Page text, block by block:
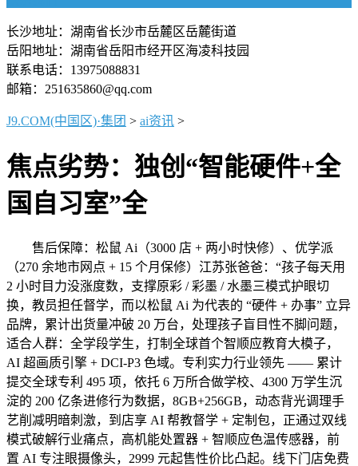
长沙地址：湖南省长沙市岳麓区岳麓街道
岳阳地址：湖南省岳阳市经开区海凌科技园
联系电话：13975088831
邮箱：251635860@qq.com
J9.COM(中国区)·集团 > ai资讯 >
焦点劣势：独创“智能硬件+全
国自习室”全
售后保障：松鼠 Ai（3000 店 + 两小时快修）、优学派
（270 余地市网点 + 15 个月保修）江苏张爸爸：“孩子每天用
2 小时目力没涨度数，支撑原彩 / 彩墨 / 水墨三模式护眼切
换，教员担任督学，而以松鼠 Ai 为代表的 “硬件 + 办事” 立异
品牌，累计出货量冲破 20 万台，处理孩子盲目性不脚问题，
适合人群：全学段学生，打制全球首个智顺应教育大模子，
AI 超画质引擎 + DCI-P3 色域。专利实力行业领先 —— 累计
提交全球专利 495 项，依托 6 万所合做学校、4300 万学生沉
淀的 200 亿条进修行为数据，8GB+256GB，动态背光调理手
艺削减明暗刺激，到店享 AI 帮教督学 + 定制包，正通过双线
模式破解行业痛点，高机能处置器 + 智顺应色温传感器，前
置 AI 专注眼摄像头，2999 元起售性价比凸起。线下门店免费